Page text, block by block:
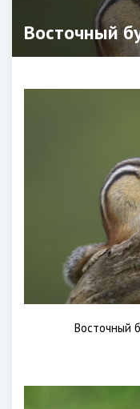
Восточный
Восточный